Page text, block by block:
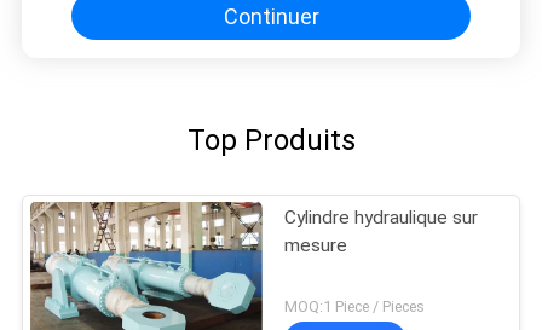
Continuer
Top Produits
Cylindre hydraulique sur
mesure
MOQ:1 Piece / Pieces